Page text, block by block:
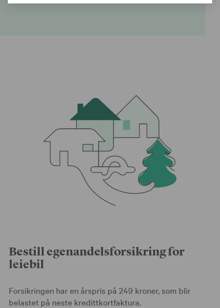
Bestill egenandelsforsikring for
leiebil
Forsikringen har en årspris på 249 kroner, som blir
belastet på neste kredittkortfaktura.